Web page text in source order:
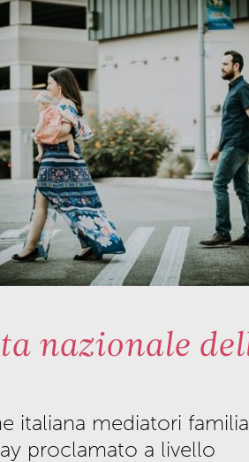
nazionale
italiana mediatori
proclamato a livello